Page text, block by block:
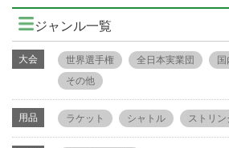
ジャンル一覧
大会 世界選手権 全日本実業団 国
その他
用品 ラケット シャトル ストリン